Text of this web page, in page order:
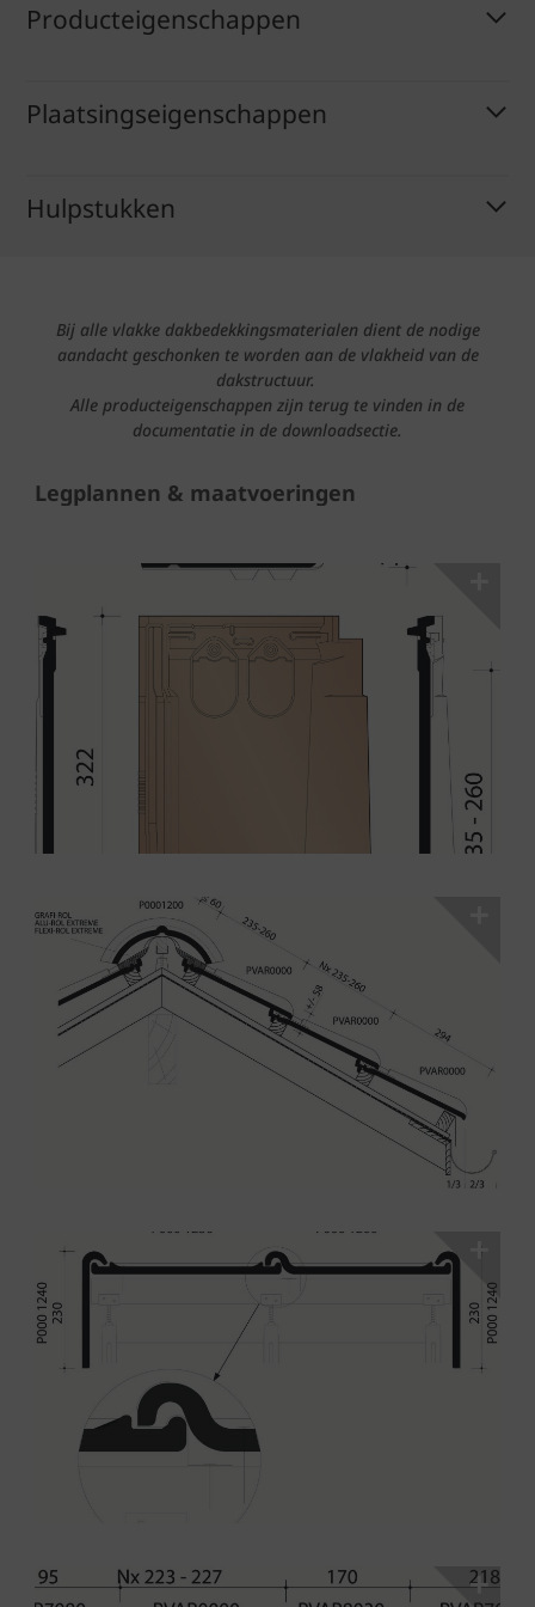
Producteigenschappen
Plaatsingseigenschappen
Hulpstukken
Bij alle vlakke dakbedekkingsmaterialen dient de nodige
aandacht geschonken te worden aan de vlakheid van de
dakstructuur.
Alle producteigenschappen zijn terug te vinden in de
documentatie in de downloadsectie.
Legplannen & maatvoeringen